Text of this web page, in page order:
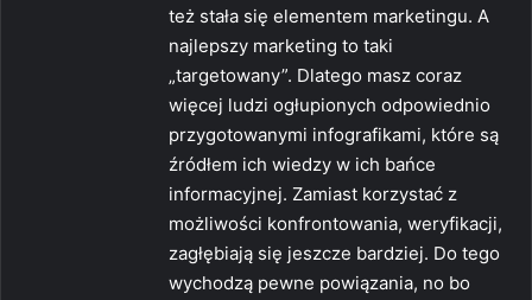
też stała się elementem marketingu. A
najlepszy marketing to taki
„targetowany”. Dlatego masz coraz
więcej ludzi ogłupionych odpowiednio
przygotowanymi infografikami, które są
źródłem ich wiedzy w ich bańce
informacyjnej. Zamiast korzystać z
możliwości konfrontowania, weryfikacji,
zagłębiają się jeszcze bardziej. Do tego
wychodzą pewne powiązania, no bo